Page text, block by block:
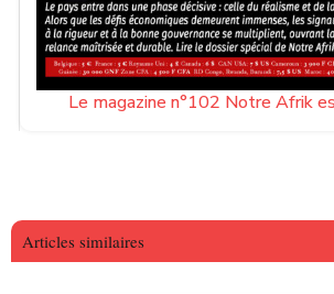
Le magazine n°102 Notre Afrik
Articles similaires